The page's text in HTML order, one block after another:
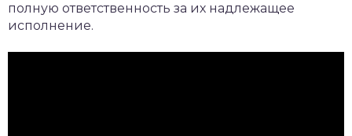
полную ответственность за их надлежащее
исполнение.